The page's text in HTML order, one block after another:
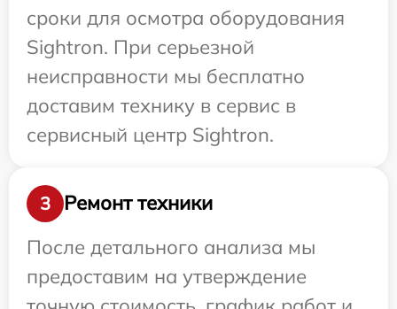
сроки для осмотра оборудования
Sightron. При серьезной
неисправности мы бесплатно
доставим технику в сервис в
сервисный центр Sightron.
3
Ремонт техники
После детального анализа мы
предоставим на утверждение